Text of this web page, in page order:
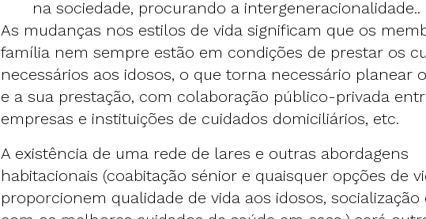
na sociedade, procurando a intergeneracionalidade..
As mudanças nos estilos de vida significam que os
família nem sempre estão em condições de prestar os
necessários aos idosos, o que torna necessário planear
e a sua prestação, com colaboração público-privada
empresas e instituições de cuidados domiciliários, etc.
A existência de uma rede de lares e outras abordagens
habitacionais (coabitação sénior e quaisquer opções de
proporcionem qualidade de vida aos idosos,